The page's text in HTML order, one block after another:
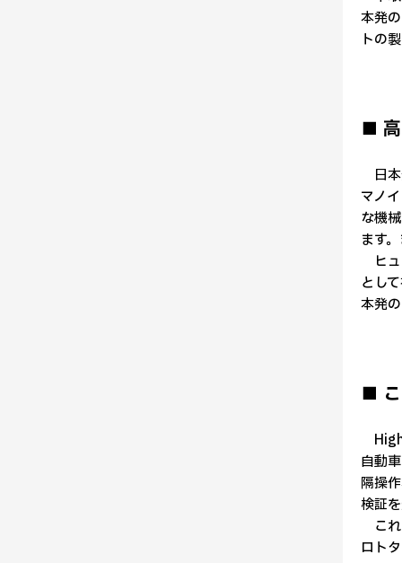
本発
トの
■ 高
日
マノ
な機
ます
ヒュ
とし
本発
■ こ
自動
隔操
検証
こ
ロト